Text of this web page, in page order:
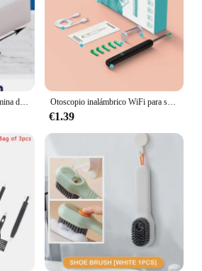
Otoscopio inalámbrico WiFi para selección de orejas, cámara boroscopio luminoso, limpieza de cera de los oídos, inspección Oral, cuidado de la salud, limpiador de oídos
€1.39